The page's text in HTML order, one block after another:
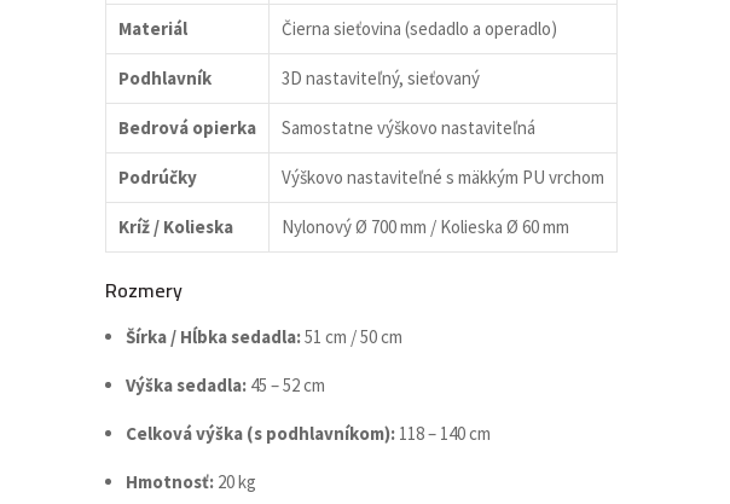
Materiál Čierna sieťovina (sedadlo a operadlo)
Podhlavník 3D nastaviteľný, sieťovaný
Bedrová opierka Samostatne výškovo nastaviteľná
Podrúčky Výškovo nastaviteľné s mäkkým PU vrchom
Kríž / Kolieska Nylonový Ø 700 mm / Kolieska Ø 60 mm
Rozmery
Šírka / Hĺbka sedadla:51 cm / 50 cm
Výška sedadla:45 – 52 cm
Celková výška (s podhlavníkom):118 – 140 cm
Hmotnosť:20 kg